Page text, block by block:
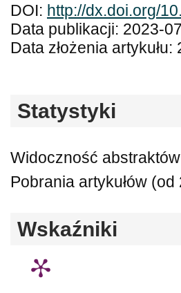
DOI: http://dx.doi.org/
Data publikacji: 2023-
Data złożenia
Statystyki
Widoczność
Pobrania artykułów
Wskaźniki